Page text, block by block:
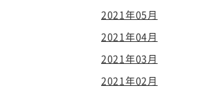
2021年05月
2021年04月
2021年03月
2021年02月